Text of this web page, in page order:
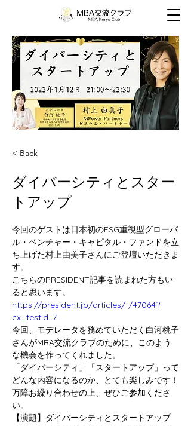
< Back
ダイバーシティとスター
トアップ
今回のゲストは日本初のESG重視型グローバ
ル・ベンチャー・キャピタル・ファンドを立
ち上げた村上由美子さんにご登壇いただきま
す。
こちらのPRESIDENT記事を読まれた方もい
ると思います。
https://president.jp/articles/-/47064?
cx_testId=7...
今回、モデレータを務めていただく白河桃子
さんがMBA交流クラブのために、このよう
な機会を作ってくれました。
「ダイバーシティ」「スタートアップ」って
どんな内容になるのか、とても楽しみです！
万障お繰り合わせの上、ぜひご参加くださ
い。
【演題】ダイバーシティとスタートアップ